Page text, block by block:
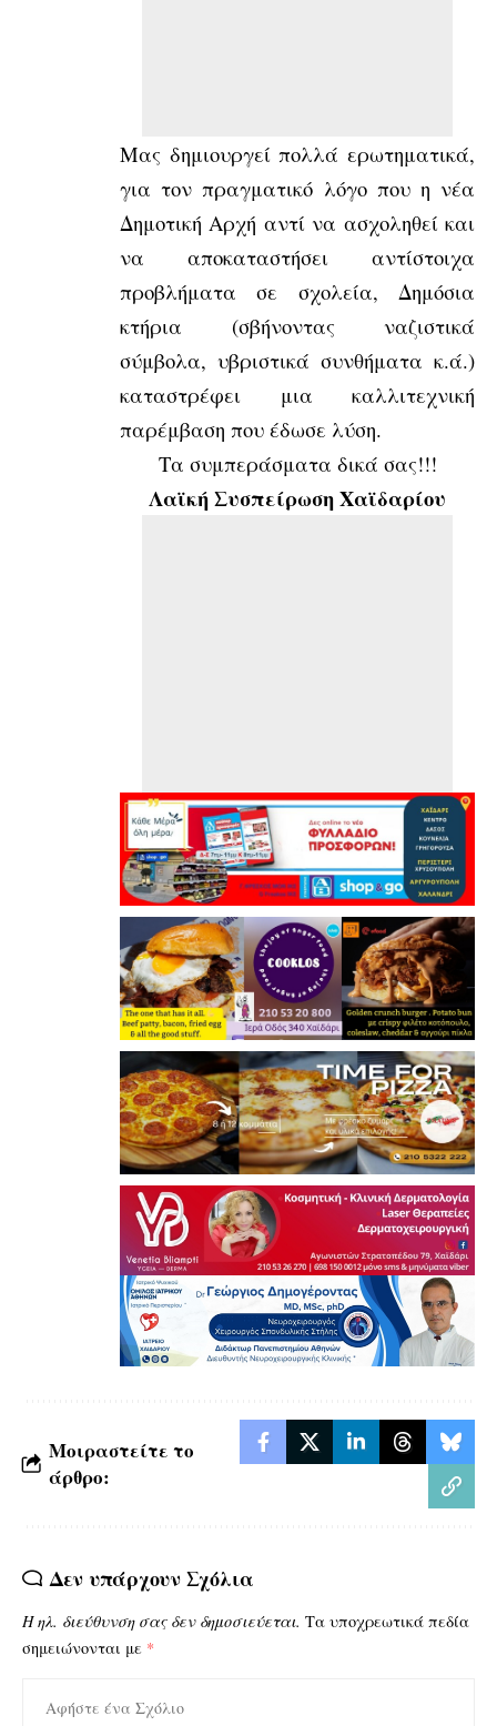
Μας δημιουργεί πολλά ερωτηματικά,
για τον πραγματικό λόγο που η νέα
Δημοτική Αρχή αντί να ασχοληθεί και
να αποκαταστήσει αντίστοιχα
προβλήματα σε σχολεία, Δημόσια
κτήρια (σβήνοντας ναζιστικά
σύμβολα, υβριστικά συνθήματα κ.ά.)
καταστρέφει μια καλλιτεχνική
παρέμβαση που έδωσε λύση.
Τα συμπεράσματα δικά σας!!!
Λαϊκή Συσπείρωση Χαϊδαρίου
Μοιραστείτε το
άρθρο:
Δεν υπάρχουν Σχόλια
Η ηλ. διεύθυνση σας δεν δημοσιεύεται. Τα υποχρεωτικά πεδία
σημειώνονται με *